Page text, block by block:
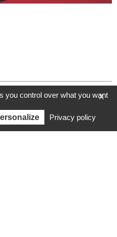
VIDÉOS
X
you control over what you want
Privacy policy